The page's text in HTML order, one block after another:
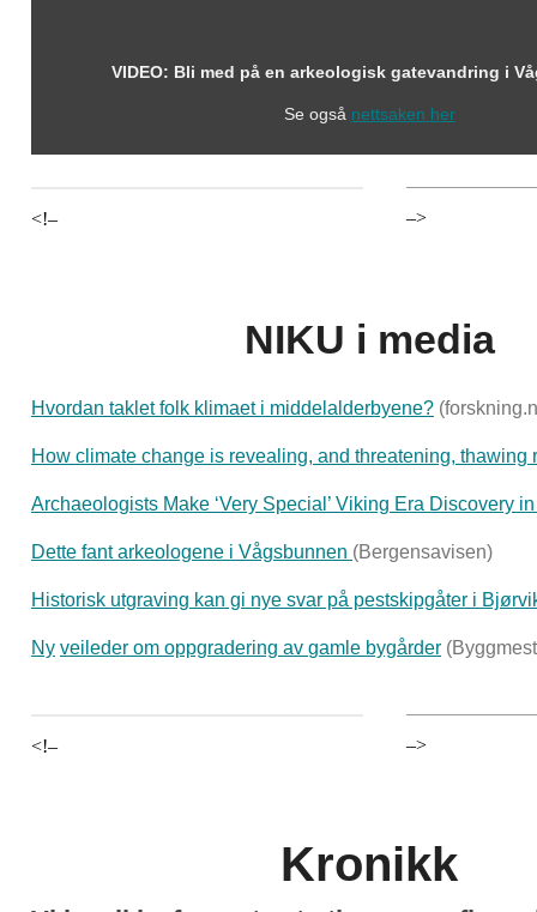
VIDEO: Bli med på en arkeologisk gatevandring i
Se også nettsaken her
<!– –>
NIKU i media
Hvordan taklet folk klimaet i middelalderbyene?
How climate change is revealing, and threatening, thawing
Archaeologists Make ‘Very Special’ Viking Era Discovery
Dette fant arkeologene i Vågsbunnen (Bergensavisen)
Historisk utgraving kan gi nye svar på pestskipgåter i
Ny veileder om oppgradering av gamle bygårder
<!– –>
Kronikk